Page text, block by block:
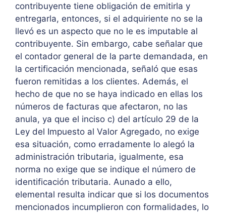
contribuyente tiene obligación de emitirla y
entregarla, entonces, si el adquiriente no se la
llevó es un aspecto que no le es imputable al
contribuyente. Sin embargo, cabe señalar que
el contador general de la parte demandada, en
la certificación mencionada, señaló que esas
fueron remitidas a los clientes. Además, el
hecho de que no se haya indicado en ellas los
números de facturas que afectaron, no las
anula, ya que el inciso c) del artículo 29 de la
Ley del Impuesto al Valor Agregado, no exige
esa situación, como erradamente lo alegó la
administración tributaria, igualmente, esa
norma no exige que se indique el número de
identificación tributaria. Aunado a ello,
elemental resulta indicar que si los documentos
mencionados incumplieron con formalidades, lo